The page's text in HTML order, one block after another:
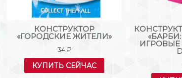
КОНСТРУКТОР
«ГОРОДСКИЕ ЖИТЕЛИ»
34₽
КУПИТЬ СЕЙЧАС
ИГРОВЫЕ